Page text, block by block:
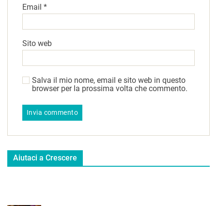
Email *
Sito web
Salva il mio nome, email e sito web in questo
browser per la prossima volta che commento.
Aiutaci a Crescere